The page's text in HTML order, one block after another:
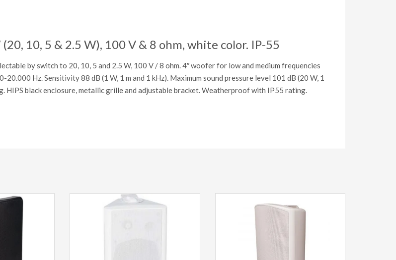
10, 5 & 2.5 W), 100 V & 8 ohm, white color. IP-55
by switch to 20, 10, 5 and 2.5 W, 100 V / 8 ohm. 4″ woofer for low and medium frequencies
Hz. Sensitivity 88 dB (1 W, 1 m and 1 kHz). Maximum sound pressure level 101 dB (20 W, 1
HIPS black enclosure, metallic grille and adjustable bracket. Weatherproof with IP55 rating.